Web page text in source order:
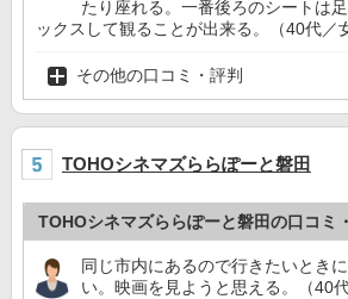
たり座れる。一番後ろのシートは
ックスして観ることが出来る。（40代／
その他の口コミ・評判
TOHOシネマズららぽーと磐田
TOHOシネマズららぽーと磐田の口コミ
同じ市内にあるので行きたいとき
い。映画を見ようと思える。（40代